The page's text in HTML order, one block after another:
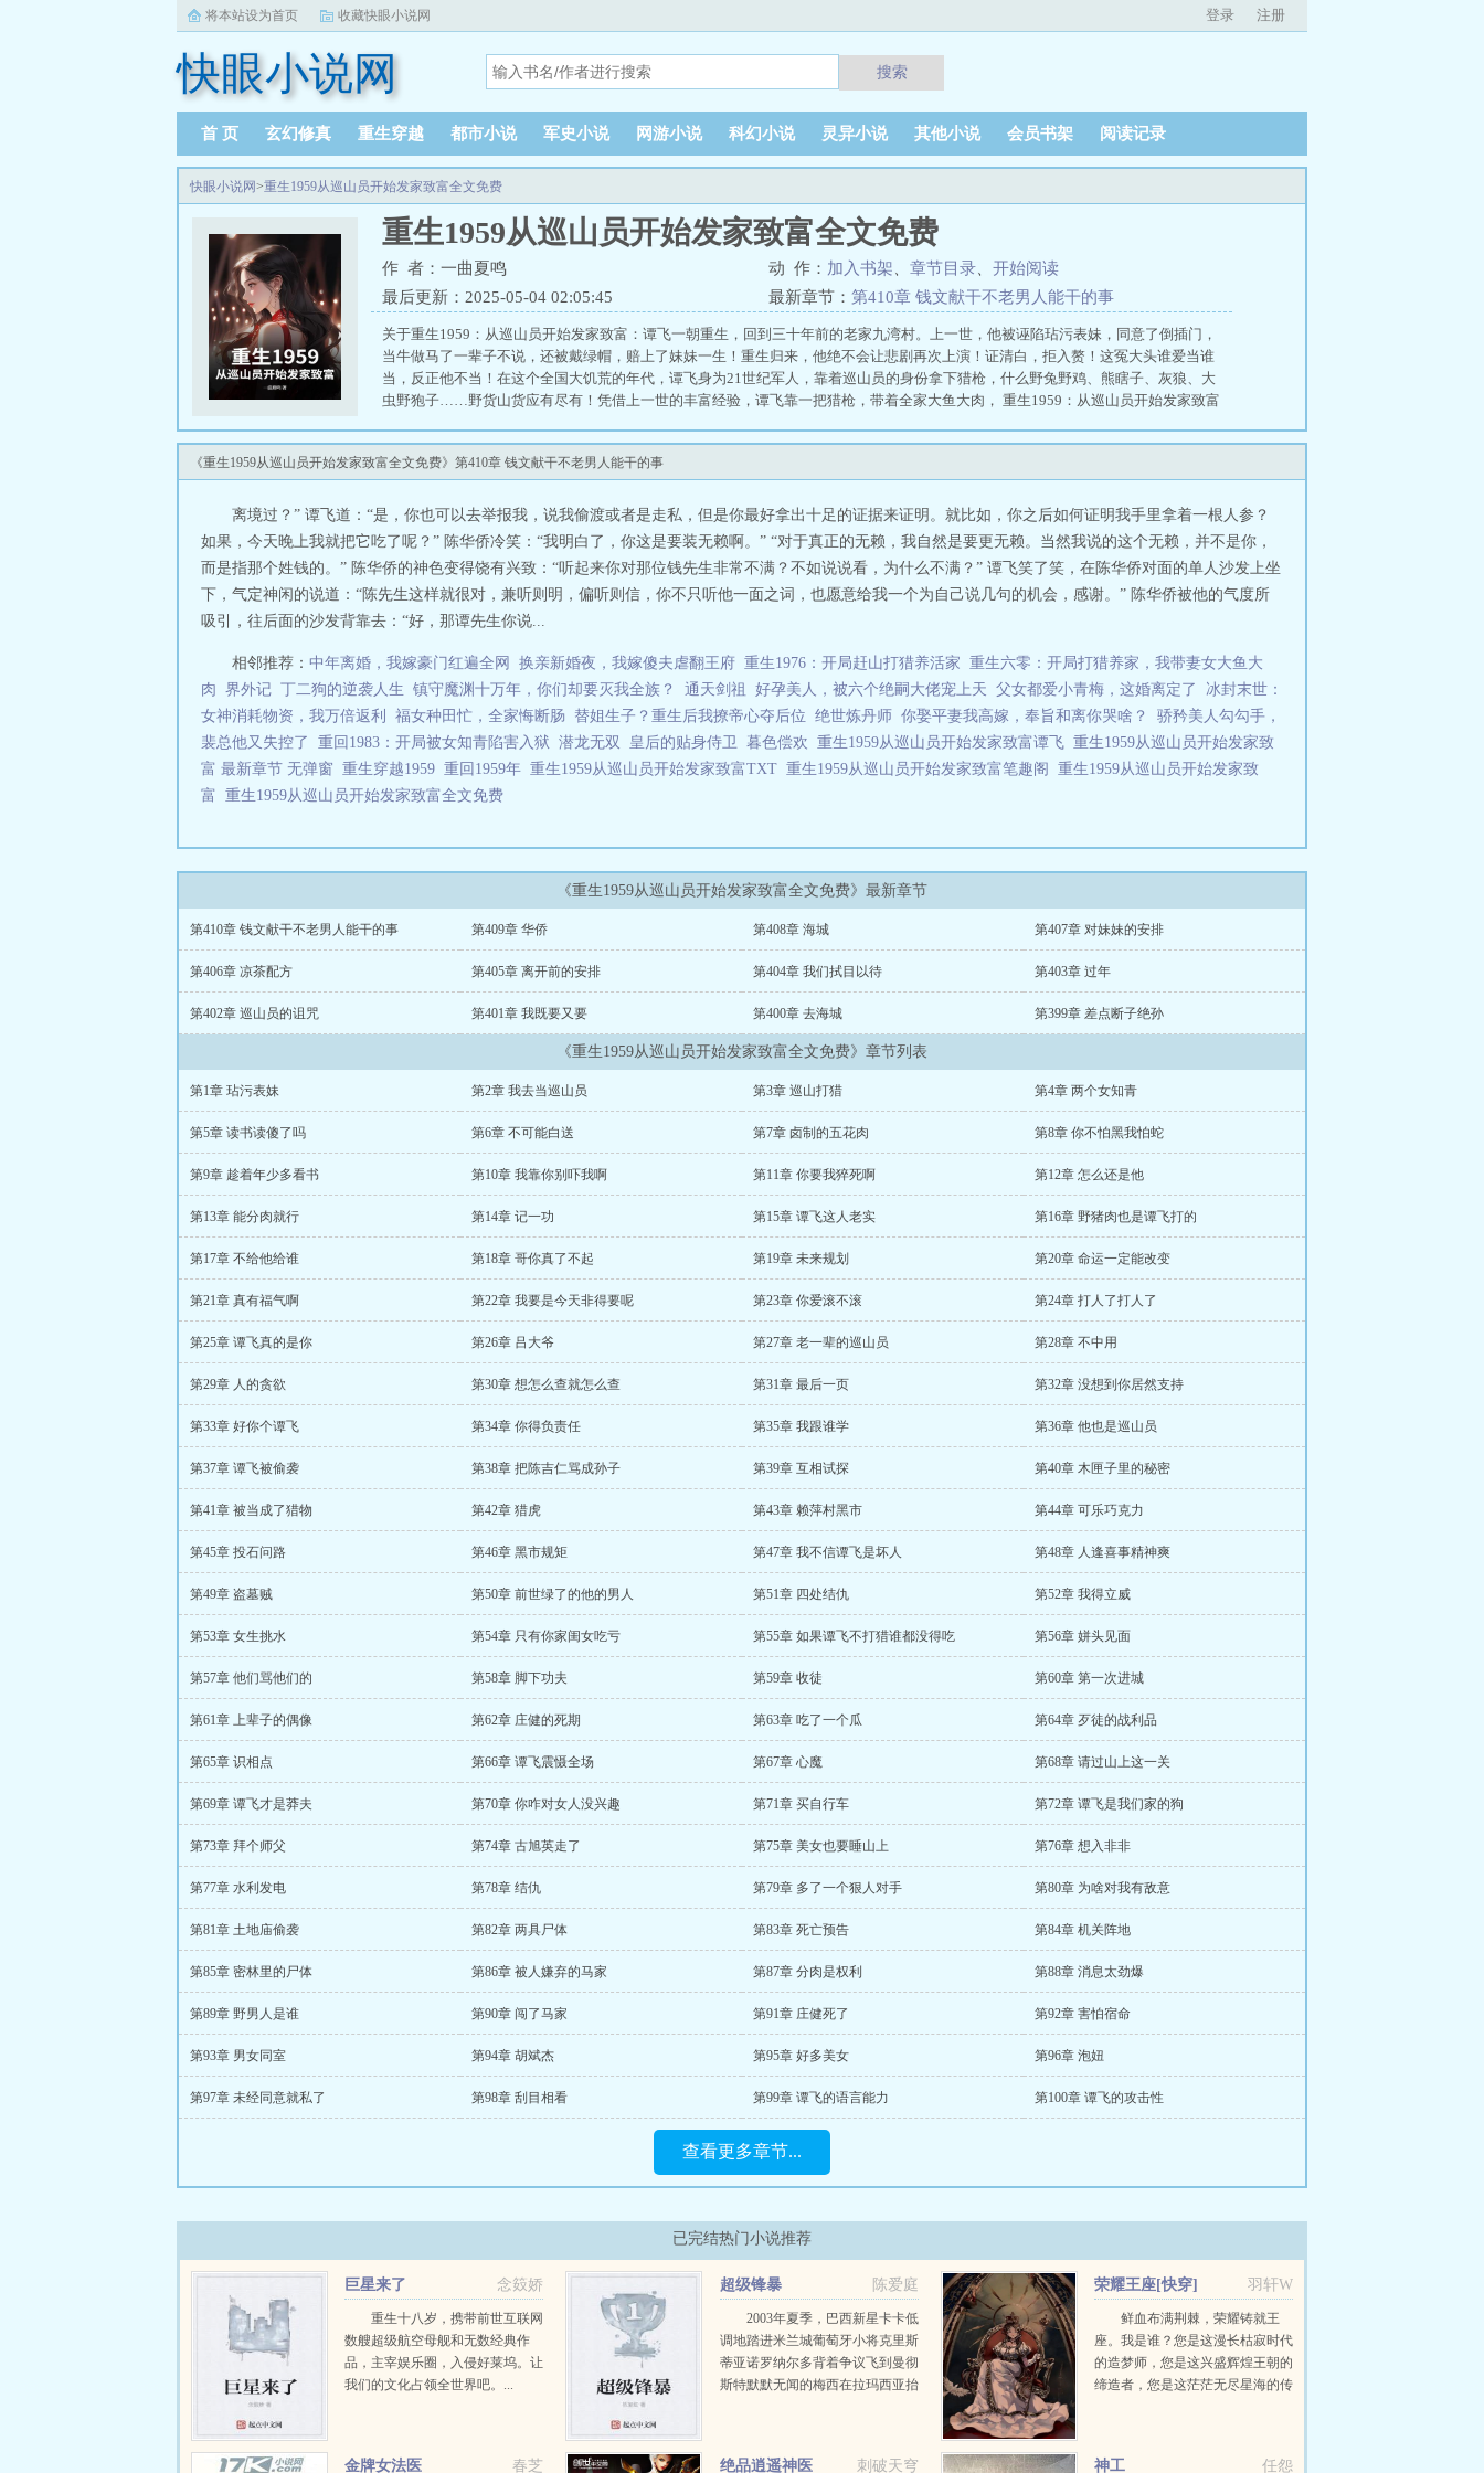
将本站设为首页 收藏快眼小说网 登录 注册
快眼小说网 搜索
首 页 玄幻修真 重生穿越 都市小说 军史小说 网游小说 科幻小说 灵异小说 其他小说 会员书架 阅读记录
快眼小说网>重生1959从巡山员开始发家致富全文免费
重生1959从巡山员开始发家致富全文免费
作 者：一曲夏鸣 动 作： 加入书架 章节目录
开始阅读
最后更新：2025-05-04 02:05:45
最新章节： 第410章 钱文献干不老男人能干的事
关于重生1959：从巡山员开始发家致富：谭飞一朝重生，回到三十年前的老家九湾村。上一世，他被诬陷玷污表妹，同意了倒插门，
当牛做马了一辈子不说，还被戴绿帽，赔上了妹妹一生！重生归来，他绝不会让悲剧再次上演！证清白，拒入赘！这冤大头谁爱当谁
当，反正他不当！在这个全国大饥荒的年代，谭飞身为21世纪军人，靠着巡山员的身份拿下猎枪，什么野兔野鸡、熊瞎子、灰狼、大
虫野狍子……野货山货应有尽有！凭借上一世的丰富经验，谭飞靠一把猎枪，带着全家大鱼大肉， 重生1959：从巡山员开始发家致富
《重生1959从巡山员开始发家致富全文免费》第410章 钱文献干不老男人能干的事
离境过？” 谭飞道：“是，你也可以去举报我，说我偷渡或者是走私，但是你最好拿出十足的证据来证明。就比如，你之后如何证明我手里拿着一根人参？
如果，今天晚上我就把它吃了呢？” 陈华侨冷笑：“我明白了，你这是要装无赖啊。” “对于真正的无赖，我自然是要更无赖。当然我说的这个无赖，并不是你，
而是指那个姓钱的。” 陈华侨的神色变得饶有兴致：“听起来你对那位钱先生非常不满？不如说说看，为什么不满？” 谭飞笑了笑，在陈华侨对面的单人沙发上坐
下，气定神闲的说道：“陈先生这样就很对，兼听则明，偏听则信，你不只听他一面之词，也愿意给我一个为自己说几句的机会，感谢。” 陈华侨被他的气度所
吸引，往后面的沙发背靠去：“好，那谭先生你说...
相邻推荐： 中年离婚，我嫁豪门红遍全网 换亲新婚夜，我嫁傻夫虐翻王府 重生1976：开局赶山打猎养活家 重生六零：开局打猎养家，我带妻女大鱼大
肉 界外记 丁二狗的逆袭人生 镇守魔渊十万年，你们却要灭我全族？ 通天剑祖 好孕美人，被六个绝嗣大佬宠上天 父女都爱小青梅，这婚离定了
冰封末世：
女神消耗物资，我万倍返利
福女种田忙，全家悔断肠 替姐生子？重生后我撩帝心夺后位 绝世炼丹师 你娶平妻我高嫁，奉旨和离你哭啥？
骄矜美人勾勾手，
裴总他又失控了
重回1983：开局被女知青陷害入狱 潜龙无双 皇后的贴身侍卫 暮色偿欢 重生1959从巡山员开始发家致富谭飞 重生1959从巡山员开始发家致
富 最新章节 无弹窗 重生穿越1959 重回1959年 重生1959从巡山员开始发家致富TXT 重生1959从巡山员开始发家致富笔趣阁 重生1959从巡山员开始发家致
富 重生1959从巡山员开始发家致富全文免费
《重生1959从巡山员开始发家致富全文免费》最新章节
第410章 钱文献干不老男人能干的事 第409章 华侨 第408章 海城 第407章 对妹妹的安排
第406章 凉茶配方 第405章 离开前的安排 第404章 我们拭目以待 第403章 过年
第402章 巡山员的诅咒 第401章 我既要又要 第400章 去海城 第399章 差点断子绝孙
《重生1959从巡山员开始发家致富全文免费》章节列表
第1章 玷污表妹 第2章 我去当巡山员 第3章 巡山打猎 第4章 两个女知青
第5章 读书读傻了吗 第6章 不可能白送 第7章 卤制的五花肉 第8章 你不怕黑我怕蛇
第9章 趁着年少多看书 第10章 我靠你别吓我啊 第11章 你要我猝死啊 第12章 怎么还是他
第13章 能分肉就行 第14章 记一功 第15章 谭飞这人老实 第16章 野猪肉也是谭飞打的
第17章 不给他给谁 第18章 哥你真了不起 第19章 未来规划 第20章 命运一定能改变
第21章 真有福气啊 第22章 我要是今天非得要呢 第23章 你爱滚不滚 第24章 打人了打人了
第25章 谭飞真的是你 第26章 吕大爷 第27章 老一辈的巡山员 第28章 不中用
第29章 人的贪欲 第30章 想怎么查就怎么查 第31章 最后一页 第32章 没想到你居然支持
第33章 好你个谭飞 第34章 你得负责任 第35章 我跟谁学 第36章 他也是巡山员
第37章 谭飞被偷袭 第38章 把陈吉仁骂成孙子 第39章 互相试探 第40章 木匣子里的秘密
第41章 被当成了猎物 第42章 猎虎 第43章 赖萍村黑市 第44章 可乐巧克力
第45章 投石问路 第46章 黑市规矩 第47章 我不信谭飞是坏人 第48章 人逢喜事精神爽
第49章 盗墓贼 第50章 前世绿了的他的男人 第51章 四处结仇 第52章 我得立威
第53章 女生挑水 第54章 只有你家闺女吃亏 第55章 如果谭飞不打猎谁都没得吃 第56章 姘头见面
第57章 他们骂他们的 第58章 脚下功夫 第59章 收徒 第60章 第一次进城
第61章 上辈子的偶像 第62章 庄健的死期 第63章 吃了一个瓜 第64章 歹徒的战利品
第65章 识相点 第66章 谭飞震慑全场 第67章 心魔 第68章 请过山上这一关
第69章 谭飞才是莽夫 第70章 你咋对女人没兴趣 第71章 买自行车 第72章 谭飞是我们家的狗
第73章 拜个师父 第74章 古旭英走了 第75章 美女也要睡山上 第76章 想入非非
第77章 水利发电 第78章 结仇 第79章 多了一个狠人对手 第80章 为啥对我有敌意
第81章 土地庙偷袭 第82章 两具尸体 第83章 死亡预告 第84章 机关阵地
第85章 密林里的尸体 第86章 被人嫌弃的马家 第87章 分肉是权利 第88章 消息太劲爆
第89章 野男人是谁 第90章 闯了马家 第91章 庄健死了 第92章 害怕宿命
第93章 男女同室 第94章 胡斌杰 第95章 好多美女 第96章 泡妞
第97章 未经同意就私了 第98章 刮目相看 第99章 谭飞的语言能力 第100章 谭飞的攻击性
查看更多章节...
已完结热门小说推荐
念笯娇
巨星来了
重生十八岁，携带前世互联网
数艘超级航空母舰和无数经典作
品，主宰娱乐圈，入侵好莱坞。让
我们的文化占领全世界吧。...
陈爱庭
超级锋暴
2003年夏季，巴西新星卡卡低
调地踏进米兰城葡萄牙小将克里斯
蒂亚诺罗纳尔多背着争议飞到曼彻
斯特默默无闻的梅西在拉玛西亚抬
羽轩W
荣耀王座[快穿]
鲜血布满荆棘，荣耀铸就王
座。我是谁？您是这漫长枯寂时代
的造梦师，您是这兴盛辉煌王朝的
缔造者，您是这茫茫无尽星海的传
春芝
金牌女法医 刺破天穹
绝品逍遥神医 任怨
神工